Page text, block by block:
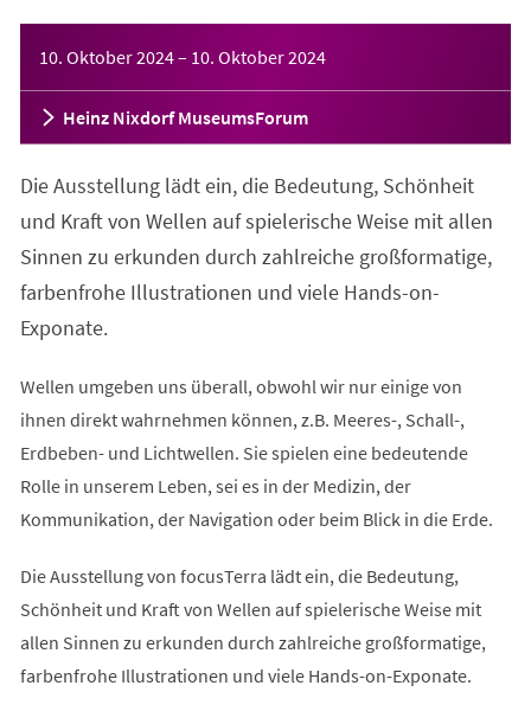
10. Oktober 2024– 10. Oktober 2024
Heinz Nixdorf MuseumsForum
Die Ausstellung lädt ein, die Bedeutung, Schönheit
und Kraft von Wellen auf spielerische Weise mit allen
Sinnen zu erkunden durch zahlreiche großformatige,
farbenfrohe Illustrationen und viele Hands-on-
Exponate.
Wellen umgeben uns überall, obwohl wir nur einige von
ihnen direkt wahrnehmen können, z.B. Meeres-, Schall-,
Erdbeben- und Lichtwellen. Sie spielen eine bedeutende
Rolle in unserem Leben, sei es in der Medizin, der
Kommunikation, der Navigation oder beim Blick in die Erde.
Die Ausstellung von focusTerra lädt ein, die Bedeutung,
Schönheit und Kraft von Wellen auf spielerische Weise mit
allen Sinnen zu erkunden durch zahlreiche großformatige,
farbenfrohe Illustrationen und viele Hands-on-Exponate.